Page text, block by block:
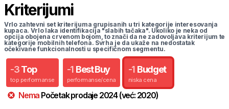
Kriterijumi
Vrlo zahtevni set kriterijuma grupisanih u tri kategorije interesovanja
kupaca. Vrlo laka identifikacija "slabih tačaka". Ukoliko je neka od
opcija obojena crvenom bojom, to znači da ne zadovoljava kriterijum te
kategorije mobilnih telefona. Svrha je da ukaže na nedostatak
očekivane funkcionalnosti u specifičnom segmentu.
-3 Top
top performanse
-1 Best Buy
performanse/cena
-1 Budget
niska cena
Nema Početak prodaje 2024(već: 2020)